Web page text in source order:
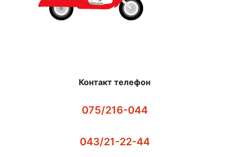
Контакт телефон
075/216-044
043/21-22-44